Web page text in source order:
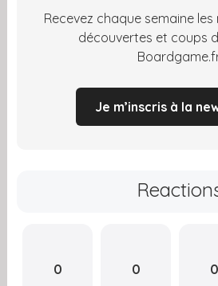
Recevez chaque semaine
découvertes et coups
Je m’inscris à la
0 0 0